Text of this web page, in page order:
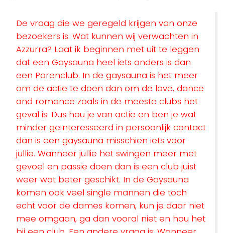
De vraag die we geregeld krijgen van onze
bezoekers is: Wat kunnen wij verwachten in
Azzurra? Laat ik beginnen met uit te leggen
dat een Gaysauna heel iets anders is dan
een Parenclub. In de gaysauna is het meer
om de actie te doen dan om de love, dance
and romance zoals in de meeste clubs het
geval is. Dus hou je van actie en ben je wat
minder geïnteresseerd in persoonlijk contact
dan is een gaysauna misschien iets voor
jullie. Wanneer jullie het swingen meer met
gevoel en passie doen dan is een club juist
weer wat beter geschikt. In de Gaysauna
komen ook veel single mannen die toch
echt voor de dames komen, kun je daar niet
mee omgaan, ga dan vooral niet en hou het